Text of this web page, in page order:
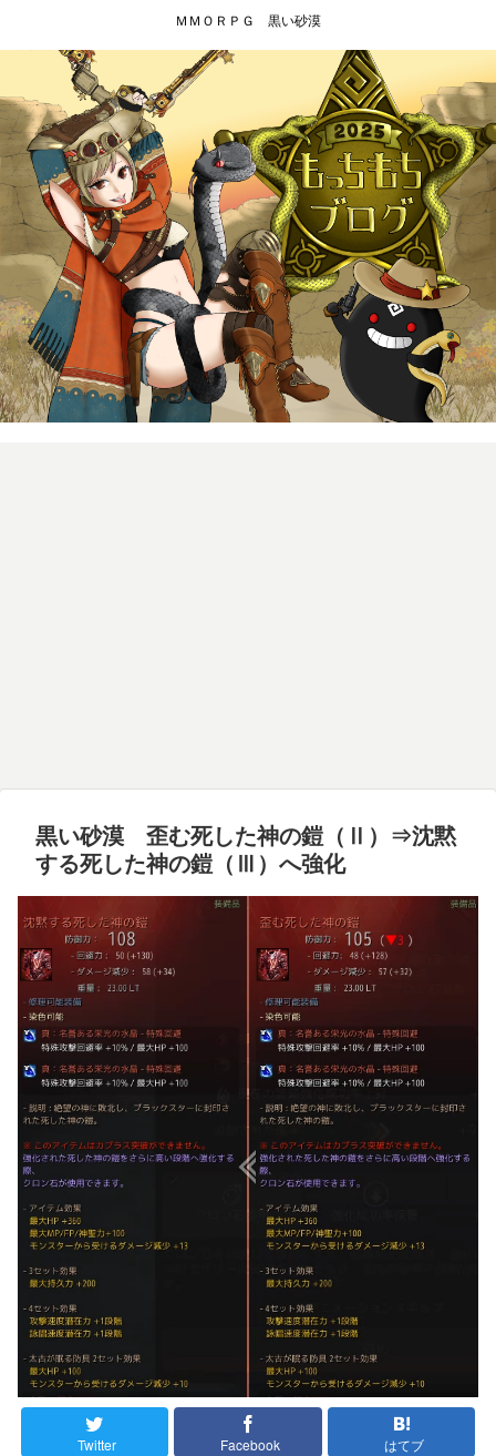
ＭＭＯＲＰＧ 黒い砂漠
黒い砂漠 歪む死した神の鎧（Ⅱ）⇒沈黙
する死した神の鎧（Ⅲ）へ強化
Twitter Facebook はてブ